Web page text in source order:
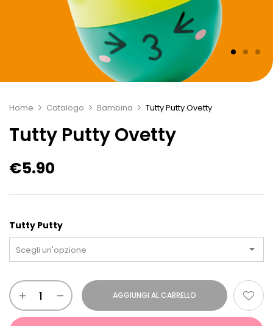
Home Catalogo Bambina Tutty Putty Ovetty
Tutty Putty Ovetty
€5.90
Tutty Putty
AGGIUNGI AL CARRELLO